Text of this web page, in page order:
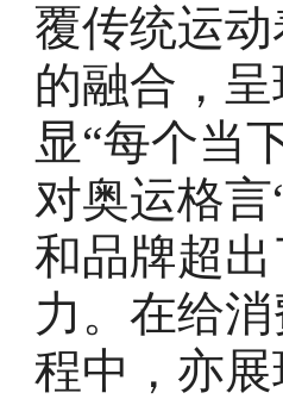
覆传统运
的融合，
显“每个当
对奥运格
和品牌超
力。在给
程中，亦